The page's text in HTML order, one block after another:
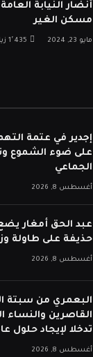
أنضار النيابة
مسكن الغير
مايو 23, 2024 1٬435
إجدير في عتمة
على ضوء الشموع
الجماعي
أغسطس 8, 2026
عبد الحق أمغار يضع
حذيفة على طاولة
أغسطس 8, 2026
البعمري من سبتة
القاصرين والنساء
تدخلا لإيجاد حلول
أغسطس 8, 2026